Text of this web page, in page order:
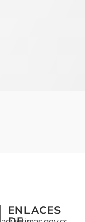
ENLACES